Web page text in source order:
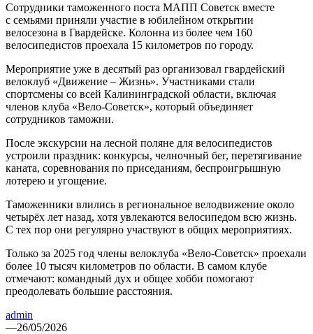
Сотрудники таможенного поста МАПП Советск вместе
с семьями приняли участие в юбилейном открытии
велосезона в Гвардейске. Колонна из более чем 160
велосипедистов проехала 15 километров по городу.
Мероприятие уже в десятый раз организовал гвардейский
велоклуб «Движение – Жизнь». Участниками стали
спортсмены со всей Калининградской области, включая
членов клуба «Вело-Советск», который объединяет
сотрудников таможни.
После экскурсии на лесной поляне для велосипедистов
устроили праздник: конкурсы, челночный бег, перетягивание
каната, соревнования по приседаниям, беспроигрышную
лотерею и угощение.
Таможенники влились в региональное велодвижение около
четырёх лет назад, хотя увлекаются велосипедом всю жизнь.
С тех пор они регулярно участвуют в общих мероприятиях.
Только за 2025 год члены велоклуба «Вело-Советск» проехали
более 10 тысяч километров по области. В самом клубе
отмечают: командный дух и общее хобби помогают
преодолевать большие расстояния.
admin
—26/05/2026